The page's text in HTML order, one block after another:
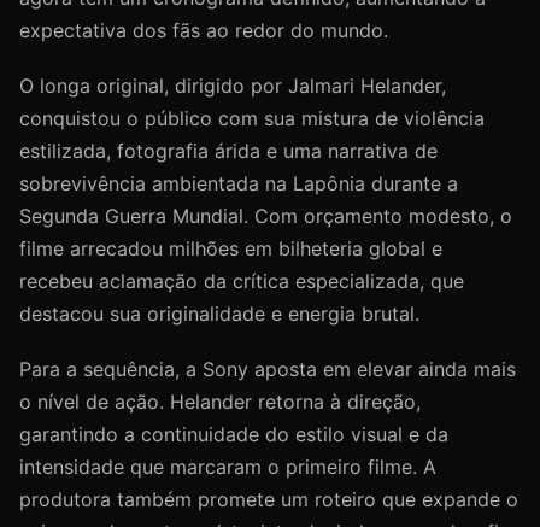
expectativa dos fãs ao redor do mundo.
O longa original, dirigido por Jalmari Helander,
conquistou o público com sua mistura de violência
estilizada, fotografia árida e uma narrativa de
sobrevivência ambientada na Lapônia durante a
Segunda Guerra Mundial. Com orçamento modesto, o
filme arrecadou milhões em bilheteria global e
recebeu aclamação da crítica especializada, que
destacou sua originalidade e energia brutal.
Para a sequência, a Sony aposta em elevar ainda mais
o nível de ação. Helander retorna à direção,
garantindo a continuidade do estilo visual e da
intensidade que marcaram o primeiro filme. A
produtora também promete um roteiro que expande o